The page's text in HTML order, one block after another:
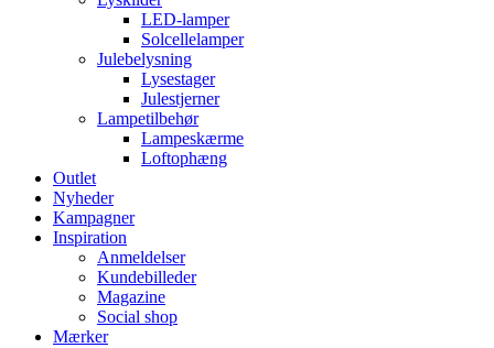
LED-lamper
Solcellelamper
Julebelysning
Lysestager
Julestjerner
Lampetilbehør
Lampeskærme
Loftophæng
Outlet
Nyheder
Kampagner
Inspiration
Anmeldelser
Kundebilleder
Magazine
Social shop
Mærker